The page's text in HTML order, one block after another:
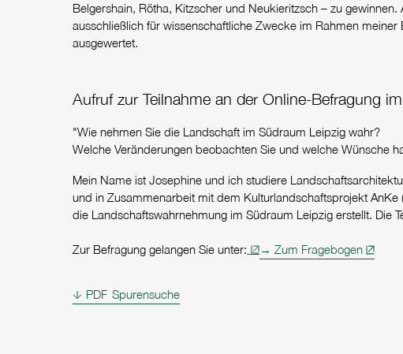
Belgershain, Rötha, Kitzscher und Neukieritzsch – zu
ausschließlich für wissenschaftliche Zwecke im Rahmen
ausgewertet.
Aufruf zur Teilnahme an der Online-Befragung
"Wie nehmen Sie die Landschaft im Südraum Leipzig wahr?
Welche Veränderungen beobachten Sie und welche Wünsche
Mein Name ist Josephine und ich studiere
und in Zusammenarbeit mit dem Kulturlandschaftsprojekt
die Landschaftswahrnehmung im Südraum Leipzig erstellt. Die
Zur Befragung gelangen Sie unter: → Zum Fragebogen
PDF Spurensuche